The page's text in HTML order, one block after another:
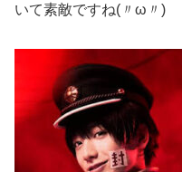
いて素敵ですね(〃ω〃)